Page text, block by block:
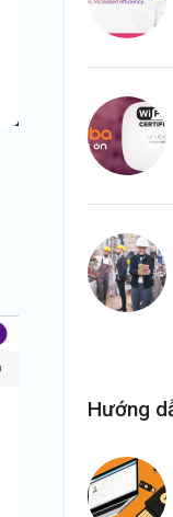
Hướng